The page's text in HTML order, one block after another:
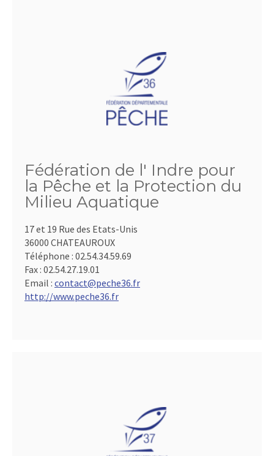
Fédération de l' Indre pour
la Pêche et la Protection du
Milieu Aquatique
17 et 19 Rue des Etats-Unis
36000 CHATEAUROUX
Téléphone : 02.54.34.59.69
Fax : 02.54.27.19.01
Email : contact@peche36.fr
http://www.peche36.fr